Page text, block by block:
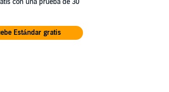
con una prueba de 30
Estándar gratis